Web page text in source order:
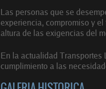
Las personas que se
experiencia, compromiso y
altura de las exigencias del
En la actualidad Transportes
cumplimiento a las